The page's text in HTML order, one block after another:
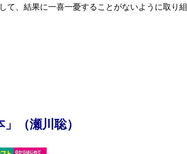
て、結果に一喜一憂することがないように取り組
（瀬川聡）